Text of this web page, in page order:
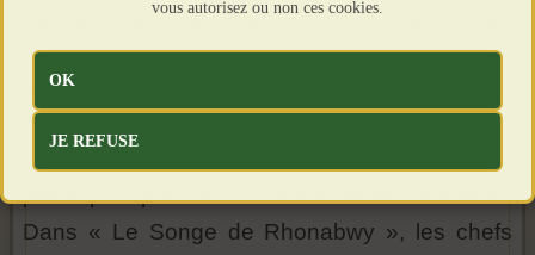
gardant de l’approcher, jusqu’à ce qu’une
corneille, Bodbh elle-même, se pose sur son
épaule.
peine plus proche du monde de la chevalerie.
Dans « Le Songe de Rhonabwy », les chefs
vous autorisez ou non ces cookies.
OK
JE REFUSE